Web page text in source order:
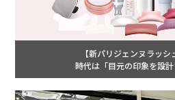
【新パリジェンヌラッシ
時代は「目元の印象を設